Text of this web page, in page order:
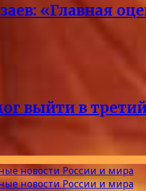
«Главная
выйти в